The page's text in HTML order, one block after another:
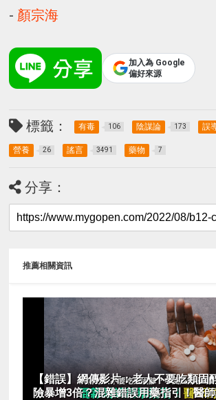
- 顏宗海
加入為 Google
偏好來源
標籤： 有毒 106 陰謀論 173 誤
營養 26 謠言 3491 藥物 7
分享：
推薦相關資訊
【錯誤】網傳影片：老人不要吃類固
險暴增3倍？混雜錯誤用藥指引！醫